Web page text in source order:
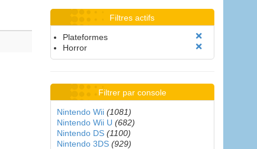
Filtres actifs
Plateformes
Horror
Filtrer par console
Nintendo Wii (1081)
Nintendo Wii U (682)
Nintendo DS (1100)
Nintendo 3DS (929)